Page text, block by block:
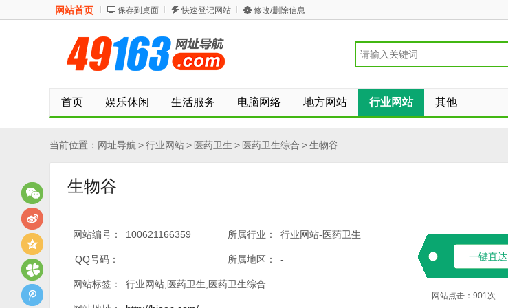
网站首页 保存到桌面 快速登记网站 修改/删除信息
首页 娱乐休闲 生活服务 电脑网络 地方网站 行业网站 其他
当前位置： 网址导航 >行业网站> 医药卫生 > 医药卫生综合 >生物谷
生物谷
网站编号： 100621166359 所属行业： 行业网站-医药卫生
QQ号码： 所属地区： -
网站标签： 行业网站,医药卫生,医药卫生综合
一键直达
网站点击： 901次